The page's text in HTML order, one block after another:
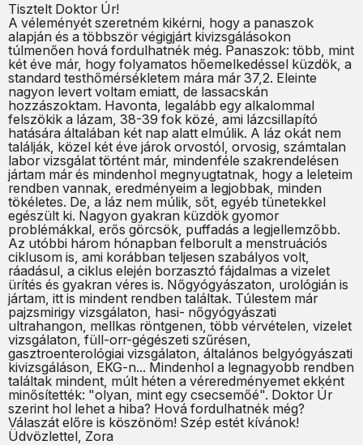
Tisztelt Doktor Úr!
A véleményét szeretném kikérni, hogy a panaszok
alapján és a többször végigjárt kivizsgálásokon
túlmenően hová fordulhatnék még. Panaszok: több, mint
két éve már, hogy folyamatos hőemelkedéssel küzdök, a
standard testhőmérsékletem mára már 37,2. Eleinte
nagyon levert voltam emiatt, de lassacskán
hozzászoktam. Havonta, legalább egy alkalommal
felszökik a lázam, 38-39 fok közé, ami lázcsillapító
hatására általában két nap alatt elmúlik. A láz okát nem
találják, közel két éve járok orvostól, orvosig, számtalan
labor vizsgálat történt már, mindenféle szakrendelésen
jártam már és mindenhol megnyugtatnak, hogy a leleteim
rendben vannak, eredményeim a legjobbak, minden
tökéletes. De, a láz nem múlik, sőt, egyéb tünetekkel
egészült ki. Nagyon gyakran küzdök gyomor
problémákkal, erős görcsök, puffadás a legjellemzőbb.
Az utóbbi három hónapban felborult a menstruációs
ciklusom is, ami korábban teljesen szabályos volt,
ráadásul, a ciklus elején borzasztó fájdalmas a vizelet
ürítés és gyakran véres is. Nőgyógyászaton, urológián is
jártam, itt is mindent rendben találtak. Túlestem már
pajzsmirigy vizsgálaton, hasi- nőgyógyászati
ultrahangon, mellkas röntgenen, több vérvételen, vizelet
vizsgálaton, füll-orr-gégészeti szűrésen,
gasztroenterológiai vizsgálaton, általános belgyógyászati
kivizsgáláson, EKG-n... Mindenhol a legnagyobb rendben
találtak mindent, múlt héten a véreredményemet ekként
minősítették: "olyan, mint egy csecsemőé". Doktor Úr
szerint hol lehet a hiba? Hová fordulhatnék még?
Válaszát előre is köszönöm! Szép estét kívánok!
Üdvözlettel, Zora